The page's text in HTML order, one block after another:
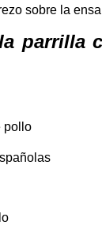
sobre la
parrilla
pollo